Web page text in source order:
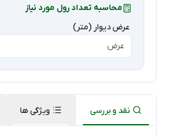
محاسبه تعداد رول مورد نیاز
عرض دیوار (متر)
نقد و بررسی ویژگی ها